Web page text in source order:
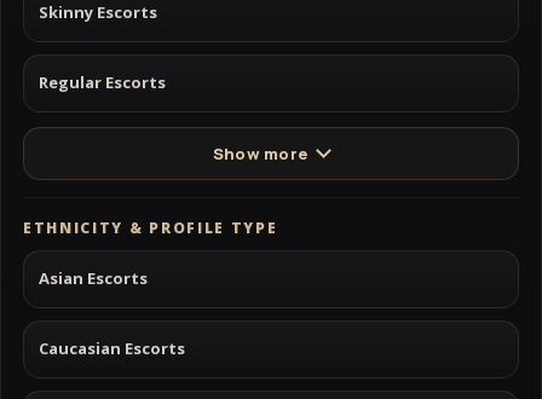
Skinny Escorts
Regular Escorts
Show more
ETHNICITY & PROFILE TYPE
Asian Escorts
Caucasian Escorts